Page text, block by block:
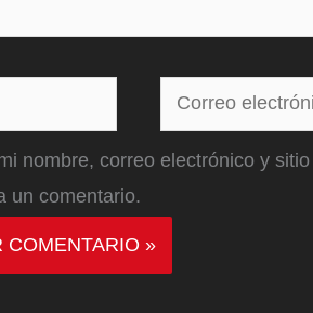
Correo
electrónico*
nombre, correo electrónico y
un comentario.